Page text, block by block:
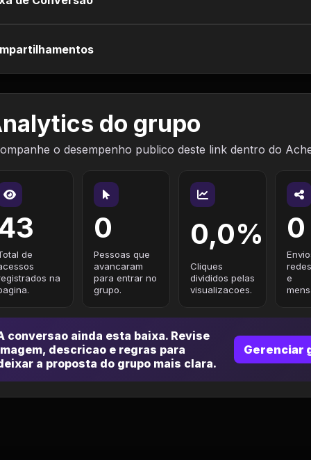
do grupo
o desempenho publico deste link dentro do
de
na
0
Pessoas que
avancaram
para entrar no
grupo.
0,0%
Cliques
divididos pelas
visualizacoes.
0
e
conversao ainda esta baixa. Revise
descricao e regras para
a proposta do grupo mais clara.
Gerenciar